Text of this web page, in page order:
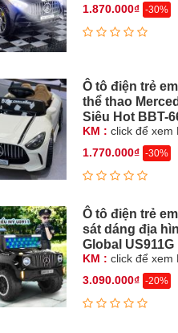
1.870.000₫ -30%
Ô tô điện trẻ
thể thao
Siêu Hot BBT-
KM : click để xem
1.770.000₫ -30%
Ô tô điện trẻ
sát dáng địa
Global US911G
KM : click để xem
3.090.000₫ -20%